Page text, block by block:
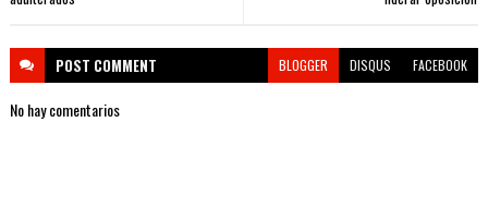
POST COMMENT BLOGGER DISQUS FACEBOOK
No hay comentarios